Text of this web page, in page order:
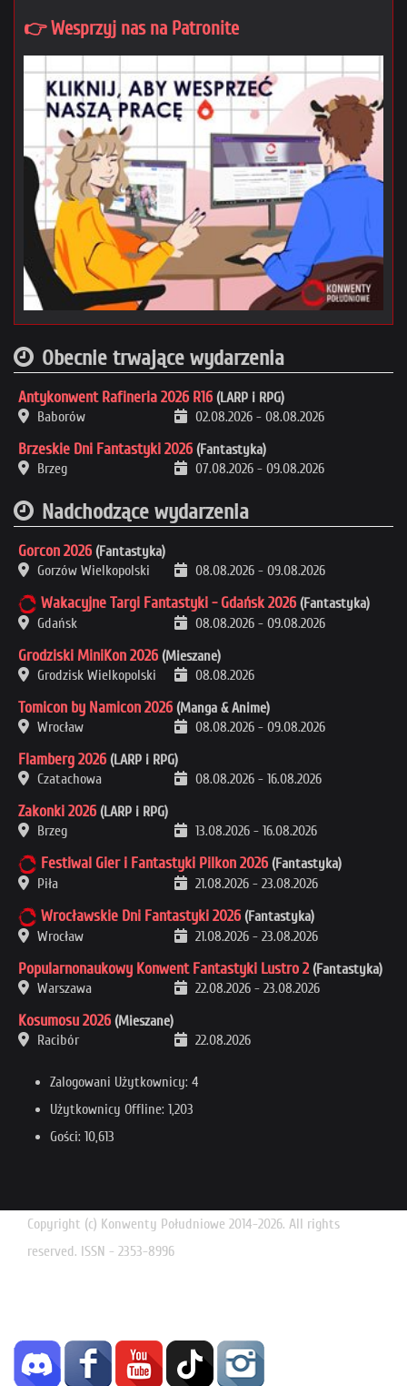
👉 Wesprzyj nas na Patronite
Obecnie trwające wydarzenia
Antykonwent Rafineria 2026 R16 (LARP i RPG)
Baborów
02.08.2026 - 08.08.2026
Brzeskie Dni Fantastyki 2026 (Fantastyka)
Brzeg
07.08.2026 - 09.08.2026
Nadchodzące wydarzenia
Gorcon 2026 (Fantastyka)
Gorzów Wielkopolski
08.08.2026 - 09.08.2026
Wakacyjne Targi Fantastyki - Gdańsk 2026 (Fantastyka)
Gdańsk
08.08.2026 - 09.08.2026
Grodziski MiniKon 2026 (Mieszane)
Grodzisk Wielkopolski
08.08.2026
Tomicon by Namicon 2026 (Manga & Anime)
Wrocław
08.08.2026 - 09.08.2026
Flamberg 2026 (LARP i RPG)
Czatachowa
08.08.2026 - 16.08.2026
Zakonki 2026 (LARP i RPG)
Brzeg
13.08.2026 - 16.08.2026
Festiwal Gier i Fantastyki Pilkon 2026 (Fantastyka)
Piła
21.08.2026 - 23.08.2026
Wrocławskie Dni Fantastyki 2026 (Fantastyka)
Wrocław
21.08.2026 - 23.08.2026
Popularnonaukowy Konwent Fantastyki Lustro 2 (Fantastyka)
Warszawa
22.08.2026 - 23.08.2026
Kosumosu 2026 (Mieszane)
Racibór
22.08.2026
Zalogowani Użytkownicy: 4
Użytkownicy Offline: 1,203
Gości: 10,613
Copyright (c) Konwenty Południowe 2014-2026. All rights
reserved. ISSN - 2353-8996